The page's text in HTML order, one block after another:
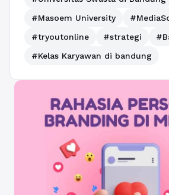
#Masoem University
#tryoutonline
#strategi
#Kelas Karyawan di bandung